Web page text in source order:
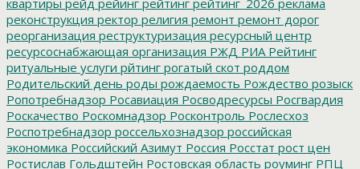
реконструкция ректор религия ремонт ремонт дорог
реорганизация реструктуризация ресурсный центр
ресурсоснабжающая организация РЖД РИА Рейтинг
ритуальные услуги рйтинг рогатый скот роддом
Родительский день роды рождаемость Рождество розыск
Ропотребнадзор Росавиация Росводресурсы Росгвардия
Роскачество Роскомнадзор Росконтроль Рослесхоз
Роспотребнадзор россельхознадзор российская
экономика Российский Азимут Россия Росстат рост цен
Ростислав Гольдштейн Ростовская область роуминг РПЦ